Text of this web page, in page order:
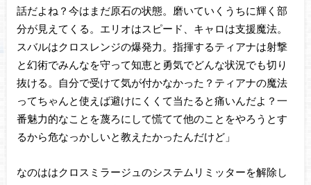
話だよね？今はまだ原石の状態。磨いていくうちに輝く部
分が見えてくる。エリオはスピード、キャロは支援魔法。
スバルはクロスレンジの爆発力。指揮するティアナは射撃
と幻術でみんなを守って知恵と勇気でどんな状況でも切り
抜ける。自分で受けて気が付かなかった？ティアナの魔法
ってちゃんと使えば避けにくくて当たると痛いんだよ？一
番魅力的なことを蔑ろにして慌てて他のことをやろうとす
るから危なっかしいと教えたかったんだけど」
なのははクロスミラージュのシステムリミッターを解除し